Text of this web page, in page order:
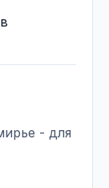
- для